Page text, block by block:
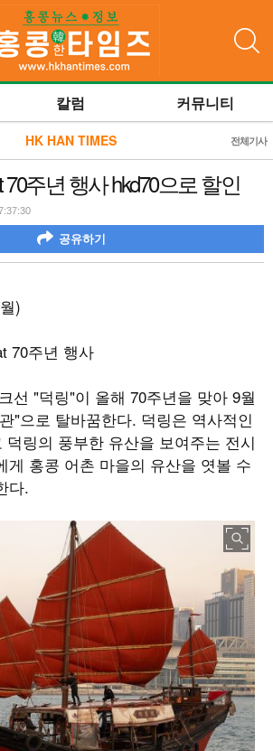
칼럼 커뮤니티
HK HAN TIMES 전체기사
70주년 행사 hkd70으로 할인
공유하기
월)
70주년 행사
선 "덕링"이 올해 70주년을 맞아 9월
"으로 탈바꿈한다. 덕링은 역사적인
덕링의 풍부한 유산을 보여주는 전시
게 홍콩 어촌 마을의 유산을 엿볼 수
다.